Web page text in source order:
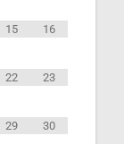
15 16
22 23
29 30